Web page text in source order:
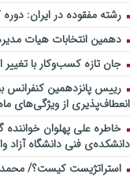
رشته مفقوده در ایران:
دهمین انتخابات هیات
جان تازه کسب‌وکار با تغییر
رییس پانزدهمین کنفرانس
انعطاف‌پذیری از ویژگی‌های
خاطره علی پهلوان
دانشکده‌ی فنی دانشگاه آزاد
استراتژیست کیست؟‬/ محمد